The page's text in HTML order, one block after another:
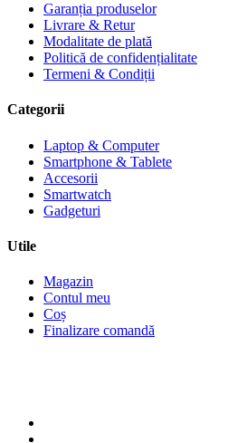
Garanția produselor
Livrare & Retur
Modalitate de plată
Politică de confidențialitate
Termeni & Condiții
Categorii
Laptop & Computer
Smartphone & Tablete
Accesorii
Smartwatch
Gadgeturi
Utile
Magazin
Contul meu
Coș
Finalizare comandă